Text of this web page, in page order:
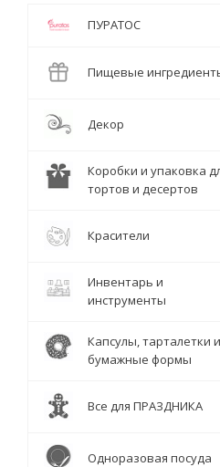
ПУРАТОС
Пищевые
Декор
Коробки и упаковка
тортов и десертов
Красители
Инвентарь и
инструменты
Капсулы, тарталетки и
бумажные формы
Все для ПРАЗДНИКА
Одноразовая посуда